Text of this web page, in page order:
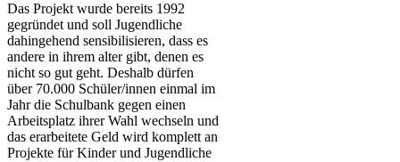
Das Projekt wurde bereits 1992
gegründet und soll Jugendliche
dahingehend sensibilisieren, dass es
andere in ihrem alter gibt, denen es
nicht so gut geht. Deshalb dürfen
über 70.000 Schüler/innen einmal im
Jahr die Schulbank gegen einen
Arbeitsplatz ihrer Wahl wechseln und
das erarbeitete Geld wird komplett an
Projekte für Kinder und Jugendliche